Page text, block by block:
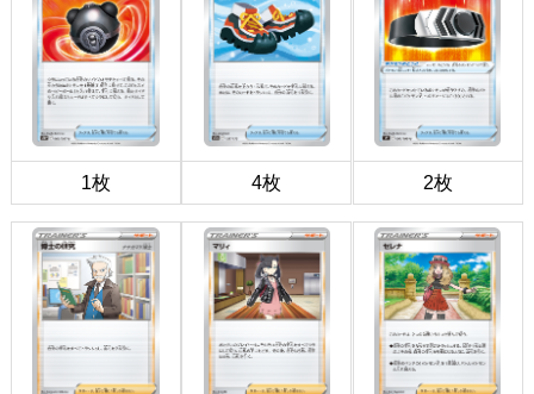
1枚 4枚 2枚